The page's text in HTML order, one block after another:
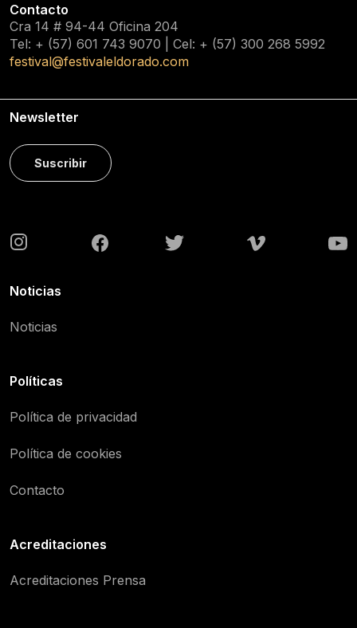
Contacto
Cra 14 # 94-44 Oficina 204
Tel: + (57) 601 743 9070 | Cel: + (57) 300 268 5992
festival@festivaleldorado.com
Newsletter
Suscribir
Noticias
Noticias
Políticas
Política de privacidad
Política de cookies
Contacto
Acreditaciones
Acreditaciones Prensa